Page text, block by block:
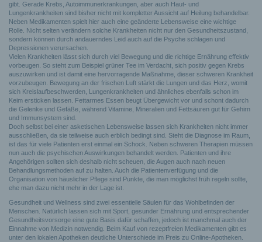
gibt. Gerade Krebs, Autoimmunerkrankungen, aber auch Haut- und
Lungenkrankheiten sind bisher nicht mit kompletter Aussicht auf Heilung behandelbar.
Neben Medikamenten spielt hier auch eine geänderte Lebensweise eine wichtige
Rolle. Nicht selten verändern solche Krankheiten nicht nur den Gesundheitszustand,
sondern können durch andauerndes Leid auch auf die Psyche schlagen und
Depressionen verursachen.
Vielen Krankheiten lässt sich durch viel Bewegung und die richtige Ernährung effektiv
vorbeugen. So steht zum Beispiel grüner Tee im Verdacht, sich positiv gegen Krebs
auszuwirken und ist damit eine hervorragende Maßnahme, dieser schweren Krankheit
vorzubeugen. Bewegung an der frischen Luft stärkt die Lungen und das Herz, womit
sich Kreislaufbeschwerden, Lungenkrankheiten und ähnliches ebenfalls schon im
Keim ersticken lassen. Fettarmes Essen beugt Übergewicht vor und schont dadurch
die Gelenke und Gefäße, während Vitamine, Mineralien und Fettsäuren gut für Gehirn
und Immunsystem sind.
Doch selbst bei einer asketischen Lebensweise lassen sich Krankheiten nicht immer
ausschließen, da sie teilweise auch erblich bedingt sind. Steht die Diagnose im Raum,
ist das für viele Patienten erst einmal ein Schock. Neben schweren Therapien müssen
nun auch die psychischen Auswirkungen behandelt werden. Patienten und ihre
Angehörigen sollten sich deshalb nicht scheuen, die Augen auch nach neuen
Behandlungsmethoden auf zu halten. Auch die Patientenverfügung und die
Organisation von häuslicher Pflege sind Punkte, die man möglichst früh regeln sollte,
ehe man dazu nicht mehr in der Lage ist.
Gesundheit und Wellness sind zwei essentielle Säulen für das Wohlbefinden der
Menschen. Natürlich lassen sich mit Sport, gesunder Ernährung und entsprechender
Gesundheitsvorsorge eine gute Basis dafür schaffen, jedoch ist manchmal auch der
Einnahme von Medizin notwendig. Beim Kauf von rezeptfreien Medikamenten gibt es
unter den lokalen Apotheken deutliche Unterschiede im Preis zu Online-Apotheken.